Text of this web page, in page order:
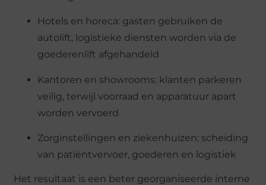
Hotels en horeca: gasten gebruiken de
autolift, logistieke diensten worden via de
goederenlift afgehandeld
Kantoren en showrooms: klanten parkeren
veilig, terwijl voorraad en apparatuur apart
worden vervoerd
Zorginstellingen en ziekenhuizen: scheiding
van patiëntvervoer, goederen en logistiek
Het resultaat is een beter georganiseerde interne